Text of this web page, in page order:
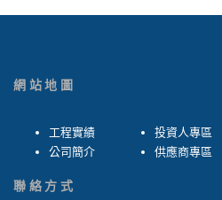
網站地圖
工程實績
公司簡介
投資人專區
供應商專區
聯絡方式